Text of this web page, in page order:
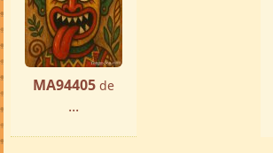
MA94405 de
...